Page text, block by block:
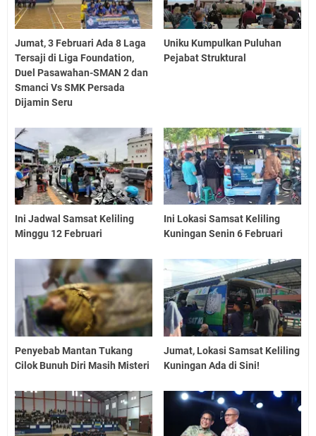
Jumat, 3 Februari Ada 8 Laga
Tersaji di Liga Foundation,
Duel Pasawahan-SMAN 2 dan
Smanci Vs SMK Persada
Dijamin Seru
Uniku Kumpulkan Puluhan
Pejabat Struktural
Ini Jadwal Samsat Keliling
Minggu 12 Februari
Ini Lokasi Samsat Keliling
Kuningan Senin 6 Februari
Penyebab Mantan Tukang
Cilok Bunuh Diri Masih Misteri
Jumat, Lokasi Samsat Keliling
Kuningan Ada di Sini!